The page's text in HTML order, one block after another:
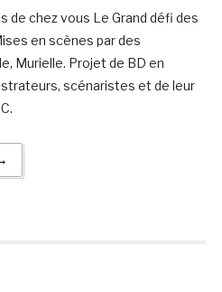
de chez vous Le Grand défi des
en scènes par des
Murielle. Projet de BD en
scénaristes et de leur